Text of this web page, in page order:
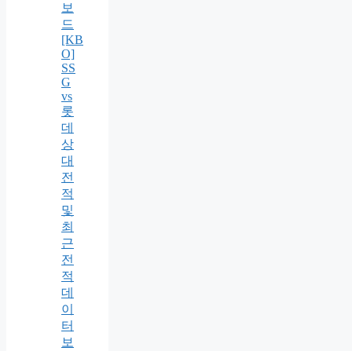
보
드
[KB
O]
SS
G
vs
롯
데
상
대
전
적
및
최
근
전
적
데
이
터
보